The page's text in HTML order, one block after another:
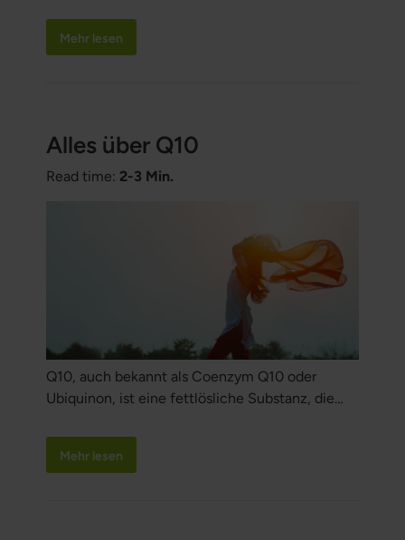
Gewicht und Stoffwechsel. Es ist an zahlreichen
enzymatischen Reaktionen beteiligt und
Mehr lesen
Alles über Q10
Read time: 2-3 Min.
Q10, auch bekannt als Coenzym Q10 oder
Ubiquinon, ist eine fettlösliche Substanz, die
vorkommt. Es spielt eine zentrale Rolle bei der
Energieproduktion in den Zellen, indem es an
Mehr lesen